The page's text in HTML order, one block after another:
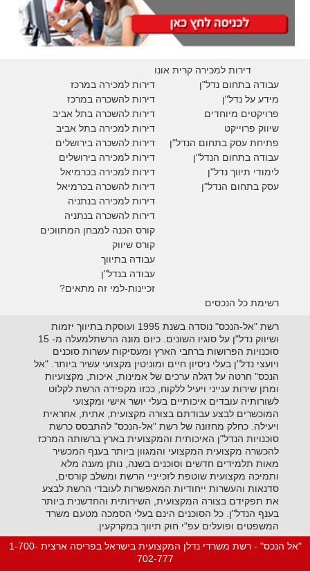
דירות למכירה קרית אונו
דירות למכירה במרכז
דירות להשכרה במרכז
דירות להשכרה בתל אביב
דירות למכירה בתל אביב
דירות להשכרה בירושלים
דירות למכירה בירושלים
דירות למכירה בכרמיאל
דירות להשכרה בכרמיאל
דירות למכירה בנתניה
דירות להשכרה בנתניה
קורס הכנה למבחן המתווכים
קורס שיווק
עבודה בתיווך
עבודה בנדל"ן
זכיינות-למי זה מתאים?
עבודה בתחום נדל"ן
מידע על נדל"ן
פרויקטים מיוחדים
שיווק פרוייקט
פתיחת עסק בתחום הנדל"ן
עבודה בתחום הנדל"ן
לימודי תיווך נדל"ן
עסק בתחום הנדל"ן
רשימת כל הנכסים
רשת "אל-הנכס" נוסדה בשנת 1995 ועוסקת בתיווך יזמות
ושיווק נדל"ן על סוגיו השונים. כיום מונה הרשתלמעלה מ- 15
סוכנויות הפרושות ברחבי הארץ ומעסיקות עשרות סוכנים
ויועצי נדל"ן בעלי ניסיון חיים ומוניטין מקצועי עשיר ביותר. "אל
הנכס" חרטה על דגלה ערכים של אמינות, איכות, מקצועיות
ומתן שירות ענייני ויעיל ללקוח, ככזו מקפידה הרשת לקלוט
לשורותיה עובדים איכותיים בעלי יושר אישי ומקצועי
המוכשרים לבצע עבודתם בצורה מקצועית, אתית, אחראית
ויעילה. כחלק מחזונה של רשת "אל-הנכס" להתבסס כרשת
סוכנויות הנדל"ן האיכותית והמקצועית בארץ ברשותה המרכז
להכשרה מקצועית המקצועי והמגוון ביותר בענף המכשיר
מאות תלמידים חדשים וסוכנים בשנה, נותן מענה מלא
ותמיכה מקצועית שוטפת לזכייניי הרשת ומשלב קורסים,
סדנאות והעשרות ייחודיות המאפשרות לעובדי הרשת לבצע
את תפקידם בצורה המקצועית, השירותית והחדשנית ביותר
בענף הנדל"ן. כל הסוכנים הינם בעלי הסמכה מטעם משרד
המשפטים ופועלים עפ"י חוק תיווך במקרקעין.
"אל הנכס" - רשת משרדי נדלן המקצועית בישראל בפריסה ארצית 1-700-
702-777